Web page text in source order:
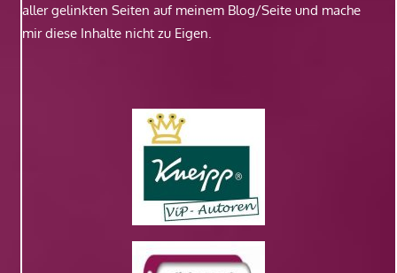
aller gelinkten Seiten auf meinem Blog/Seite und mache
mir diese Inhalte nicht zu Eigen.